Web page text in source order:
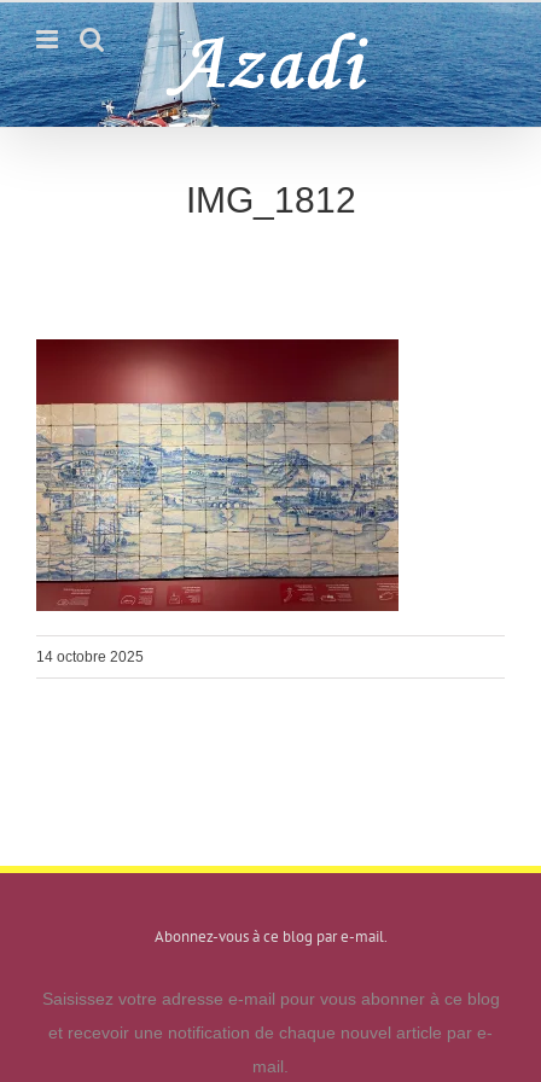
Passer
au
contenu
IMG_1812
14 octobre 2025
Abonnez-vous à ce blog par e-mail.
Saisissez votre adresse e-mail pour vous abonner à ce blog
et recevoir une notification de chaque nouvel article par e-
mail.